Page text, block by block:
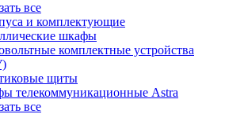
все
и комплектующие
шкафы
комплектные устройства
щиты
телекоммуникационные Astra
все